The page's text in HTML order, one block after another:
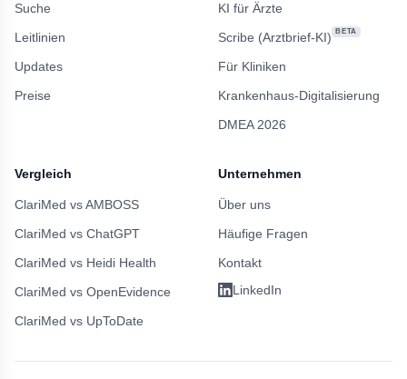
Suche
Leitlinien
Updates
Preise
KI für Ärzte
Scribe (Arztbrief-KI)
BETA
Für Kliniken
Krankenhaus-Digitalisierung
DMEA 2026
Vergleich
ClariMed vs AMBOSS
ClariMed vs ChatGPT
ClariMed vs Heidi Health
ClariMed vs OpenEvidence
ClariMed vs UpToDate
Unternehmen
Über uns
Häufige Fragen
Kontakt
LinkedIn